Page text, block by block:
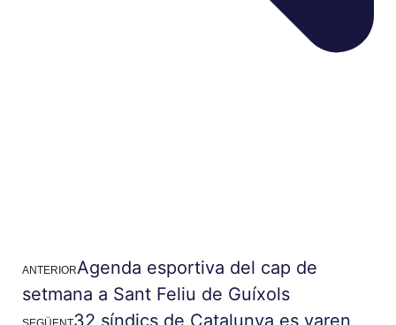
ANTERIORAgenda esportiva del cap de
setmana a Sant Feliu de Guíxols
32 síndics de Catalunya es varen